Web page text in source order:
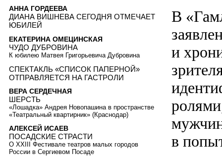
В
и
в
АННА ГОРДЕЕВА
ДИАНА ВИШНЕВА СЕГОДНЯ ОТМЕЧАЕТ
ЮБИЛЕЙ
ЕКАТЕРИНА ОМЕЦИНСКАЯ
ЧУДО ДУБРОВИНА
К юбилею Матвея Григорьевича Дубровина
СПЕКТАКЛЬ «СПИСОК ПАПЕРНОЙ»
ОТПРАВЛЯЕТСЯ НА ГАСТРОЛИ
ВЕРА СЕРДЕЧНАЯ
ШЕРСТЬ
«Лошадка» Андрея Новопашина в пространстве
«Театральный квартирник» (Краснодар)
АЛЕКСЕЙ ИСАЕВ
ПОСАДСКИЕ СТРАСТИ
О XXIII Фестивале театров малых городов
России в Сергиевом Посаде